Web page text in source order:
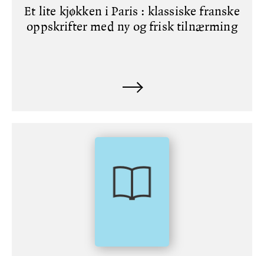
Et lite kjøkken i Paris : klassiske franske
oppskrifter med ny og frisk tilnærming